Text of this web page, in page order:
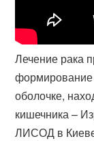
Лечение рака
формирование
оболочке,
кишечника –
ЛИСОД в